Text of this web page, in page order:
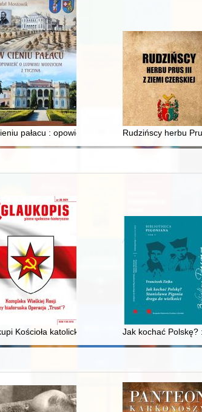
im. Jana Pawła II w Rokietnicy 1875-2025
past through landscapes : Zuzanna
pałacu : opowieść o Ludwiku Wodzickim z
Rudzińscy herbu
Januszem Radziwiłłem, po klęsce pod Guzowem
Pruskiego Towarzystwa Nauk =
: (na przykładzie motywu tłoczni mistycznej)
Kościoła katolickiego w oczach SB : notatka
Jak kochać Polskę?